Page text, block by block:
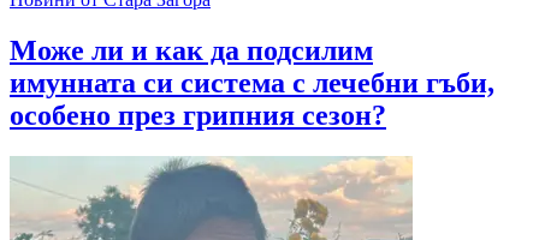
Може ли и как да подсилим
имунната си система с лечебни гъби,
особено през грипния сезон?